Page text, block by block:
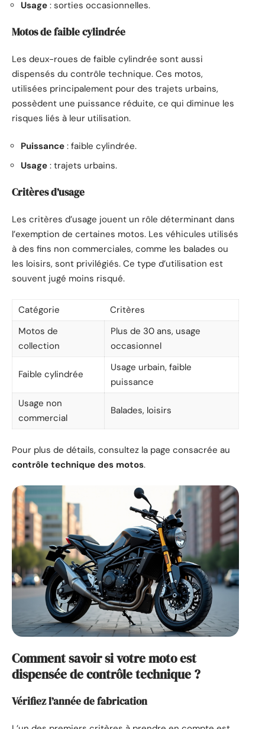
Usage : sorties occasionnelles.
Motos de faible cylindrée
Les deux-roues de faible cylindrée sont aussi
dispensés du contrôle technique. Ces motos,
utilisées principalement pour des trajets urbains,
possèdent une puissance réduite, ce qui diminue les
risques liés à leur utilisation.
Puissance : faible cylindrée.
Usage : trajets urbains.
Critères d’usage
Les critères d’usage jouent un rôle déterminant dans
l’exemption de certaines motos. Les véhicules utilisés
à des fins non commerciales, comme les balades ou
les loisirs, sont privilégiés. Ce type d’utilisation est
souvent jugé moins risqué.
Catégorie
Critères
Motos de
collection
Plus de 30 ans, usage
occasionnel
Faible cylindrée
Usage urbain, faible
puissance
Usage non
commercial
Balades, loisirs
Pour plus de détails, consultez la page consacrée au
contrôle technique des motos.
Comment savoir si votre moto est
dispensée de contrôle technique ?
Vérifiez l’année de fabrication